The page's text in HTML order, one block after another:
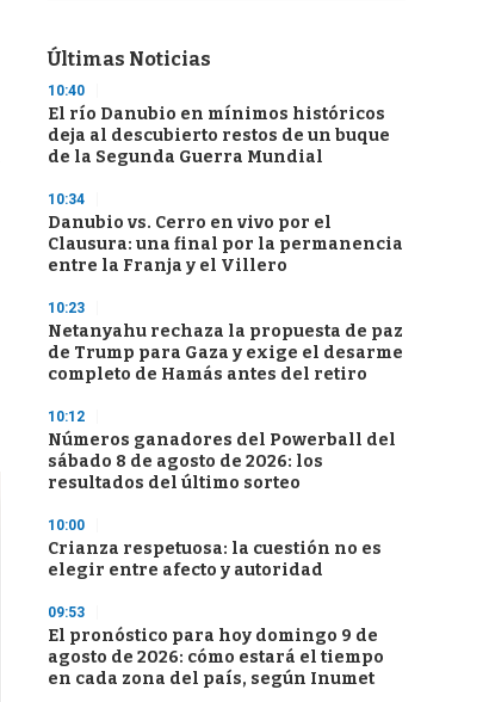
Últimas Noticias
10:40
El río Danubio en mínimos históricos
deja al descubierto restos de un buque
de la Segunda Guerra Mundial
10:34
Danubio vs. Cerro en vivo por el
Clausura: una final por la permanencia
entre la Franja y el Villero
10:23
Netanyahu rechaza la propuesta de paz
de Trump para Gaza y exige el desarme
completo de Hamás antes del retiro
10:12
Números ganadores del Powerball del
sábado 8 de agosto de 2026: los
resultados del último sorteo
10:00
Crianza respetuosa: la cuestión no es
elegir entre afecto y autoridad
09:53
El pronóstico para hoy domingo 9 de
agosto de 2026: cómo estará el tiempo
en cada zona del país, según Inumet